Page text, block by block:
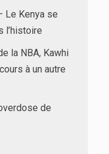
Le Kenya se
l’histoire
la NBA, Kawhi
à un autre
de